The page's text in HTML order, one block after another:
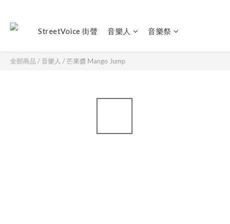
StreetVoice 街聲 音樂人 音樂祭
全部商品 /音樂人 /芒果醬 Mango Jump